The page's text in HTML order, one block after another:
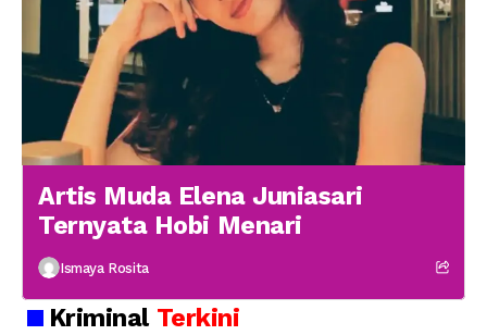
Artis Muda Elena Juniasari
Ternyata Hobi Menari
Ismaya Rosita
Kriminal Terkini